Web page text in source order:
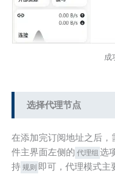
成
选择代理节点
在添加完订阅地址之后
件主界面左侧的 代理组 选
持 规则 即可，代理模式主